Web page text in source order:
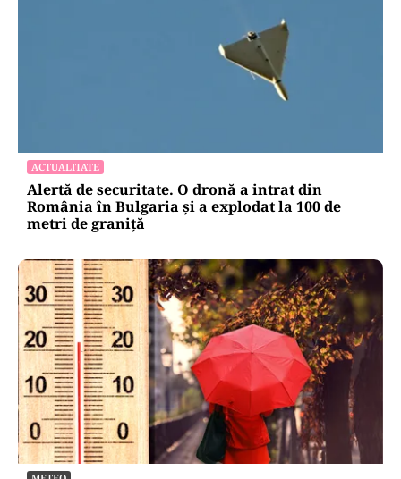
ACTUALITATE
Alertă de securitate. O dronă a intrat din
România în Bulgaria şi a explodat la 100 de
metri de graniţă